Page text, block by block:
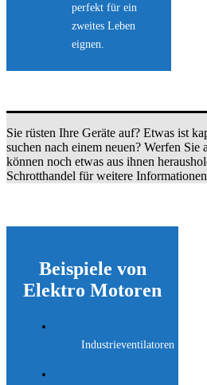
perfekt für ein
zweites Leben
eignen.
Sie rüsten Ihre Geräte auf? Etwas ist
suchen nach einem neuen? Werfen
können noch etwas aus ihnen
Schrotthandel für weitere
Beispiele von
Elektro Motoren
Industrieventilatoren